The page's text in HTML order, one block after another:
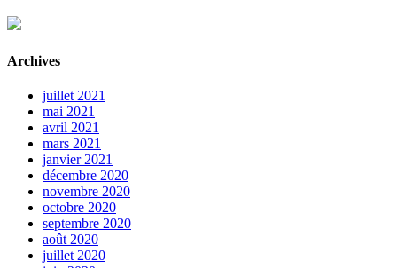
Archives
juillet 2021
mai 2021
avril 2021
mars 2021
janvier 2021
décembre 2020
novembre 2020
octobre 2020
septembre 2020
août 2020
juillet 2020